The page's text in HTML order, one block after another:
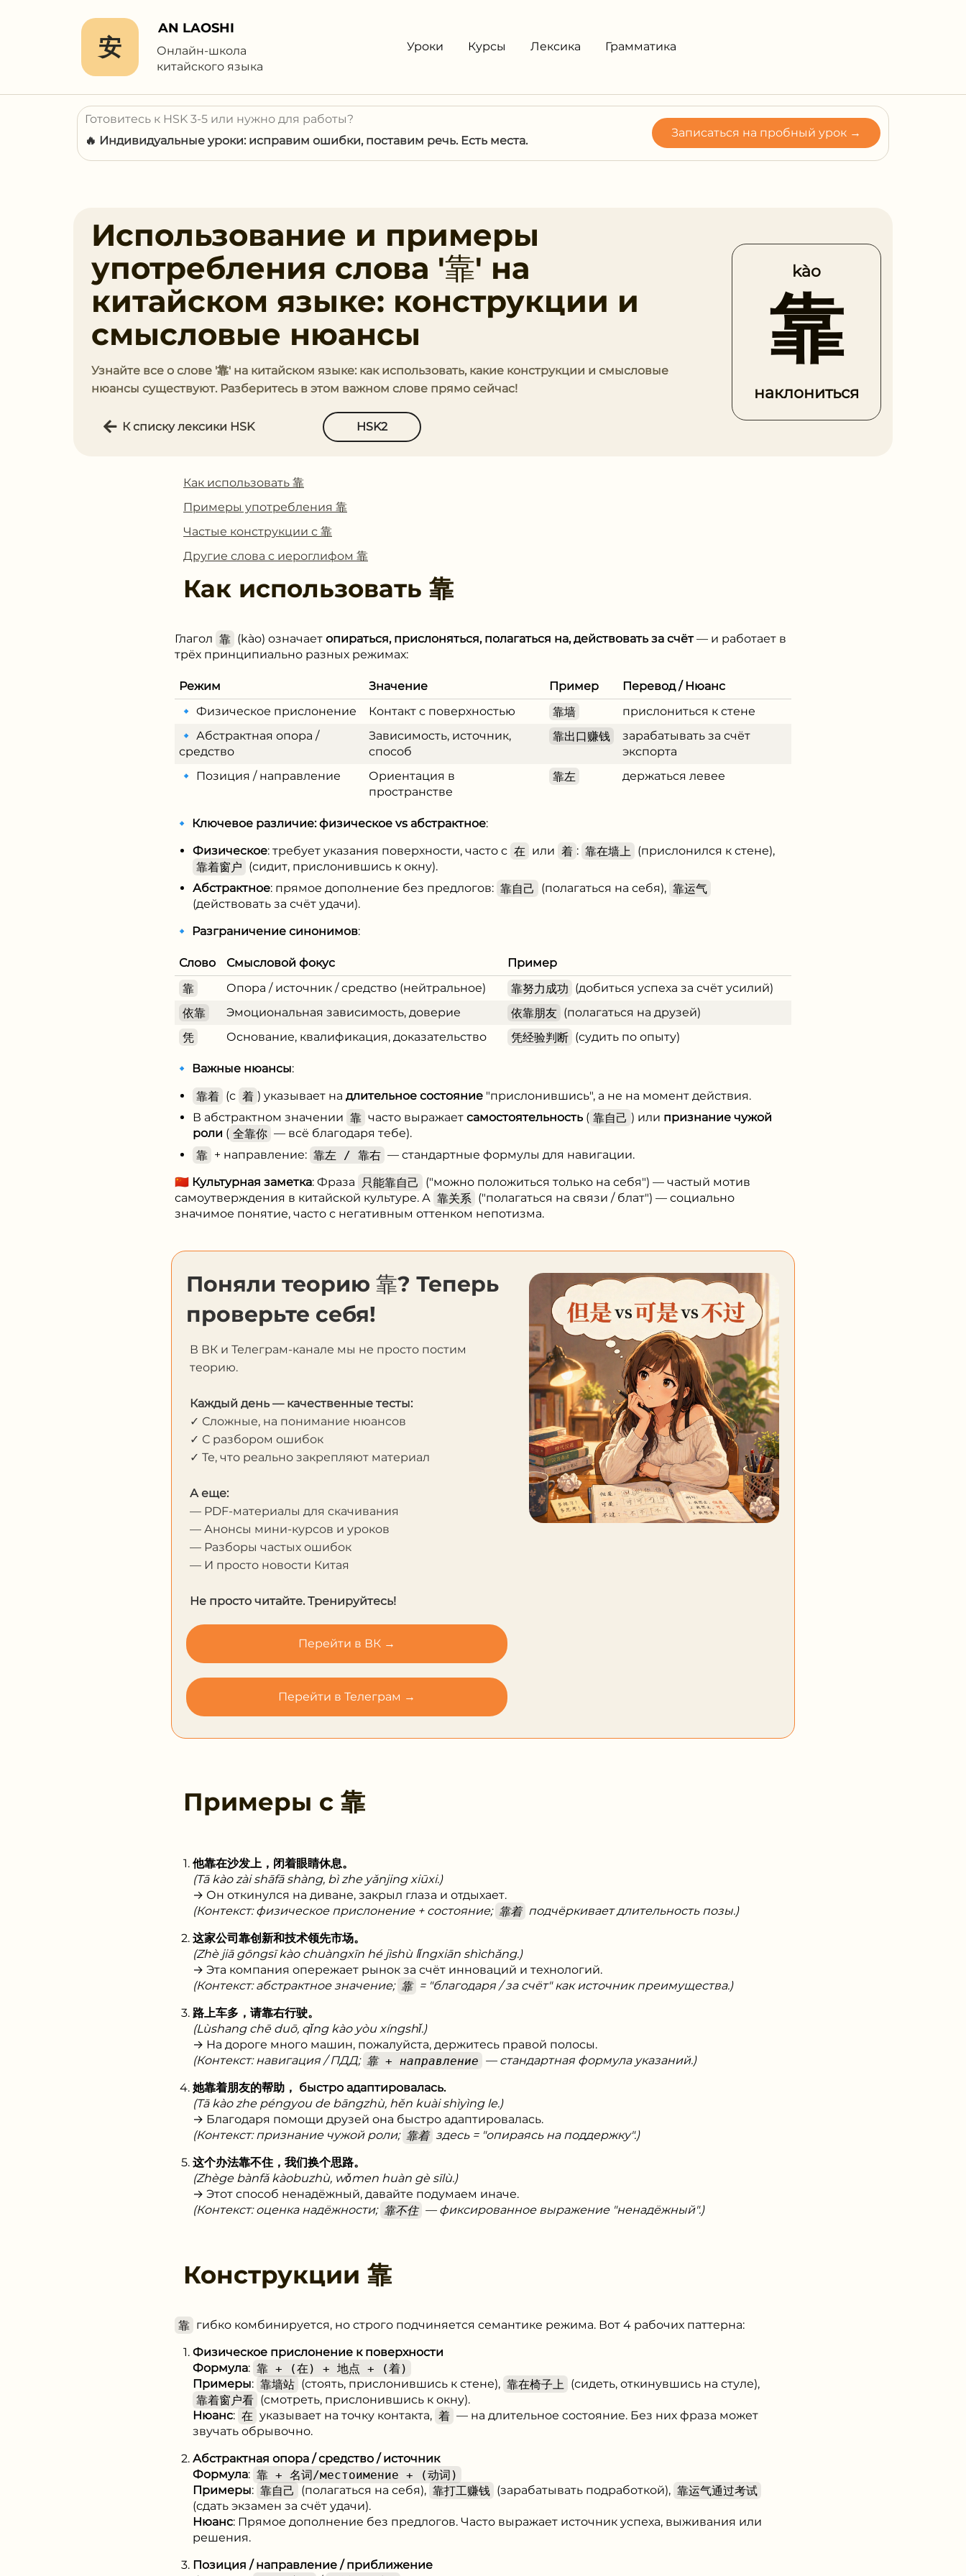
安
AN LAOSHI
Онлайн-школа
китайского языка
Уроки Курсы Лексика Грамматика
Готовитесь к HSK 3-5 или нужно для работы?
🔥 Индивидуальные уроки: исправим ошибки, поставим речь. Есть места.
Записаться на пробный урок →
Использование и примеры
употребления слова '靠' на
китайском языке: конструкции и
смысловые нюансы
Узнайте все о слове '靠' на китайском языке: как использовать, какие конструкции и смысловые
нюансы существуют. Разберитесь в этом важном слове прямо сейчас!
К списку лексики HSK HSK2
kào
靠
наклониться
Как использовать 靠
Примеры употребления 靠
Частые конструкции с 靠
Другие слова с иероглифом 靠
Как использовать 靠
Глагол 靠 (kào) означает опираться, прислоняться, полагаться на, действовать за счёт— и работает в
трёх принципиально разных режимах:
Режим Значение Пример
Перевод / Нюанс
🔹 Физическое прислонение
Контакт с поверхностью 靠墙
прислониться к стене
🔹 Абстрактная опора /
средство
Зависимость, источник,
способ
靠出口赚钱
зарабатывать за счёт
экспорта
🔹 Позиция / направление
Ориентация в
пространстве
靠左 держаться левее
🔹 Ключевое различие: физическое vs абстрактное:
Физическое: требует указания поверхности, часто с 在 или 着 : 靠在墙上
(прислонился к стене),
靠着窗户 (сидит, прислонившись к окну).
Абстрактное: прямое дополнение без предлогов: 靠自己 (полагаться на себя), 靠运气
(действовать за счёт удачи).
🔹 Разграничение синонимов:
Слово Смысловой фокус
Пример
靠
Опора / источник / средство (нейтральное) 靠努力成功 (добиться успеха за счёт усилий)
依靠
Эмоциональная зависимость, доверие 依靠朋友 (полагаться на друзей)
凭
Основание, квалификация, доказательство 凭经验判断 (судить по опыту)
🔹 Важные нюансы:
靠着 (с 着 ) указывает на длительное состояние "прислонившись", а не на момент действия.
В абстрактном значении 靠 часто выражает самостоятельность ( 靠自己 ) или признание чужой
роли ( 全靠你 — всё благодаря тебе).
靠 + направление: 靠左 / 靠右 — стандартные формулы для навигации.
🇨🇳 Культурная заметка: Фраза 只能靠自己
("можно положиться только на себя") — частый мотив
самоутверждения в китайской культуре. А 靠关系 ("полагаться на связи / блат") — социально
значимое понятие, часто с негативным оттенком непотизма.
Поняли теорию 靠? Теперь
проверьте себя!
В ВК и Телеграм-канале мы не просто постим
теорию.
Каждый день — качественные тесты:
✓ Сложные, на понимание нюансов
✓ С разбором ошибок
✓ Те, что реально закрепляют материал
А еще:
— PDF-материалы для скачивания
— Анонсы мини-курсов и уроков
— Разборы частых ошибок
— И просто новости Китая
Не просто читайте. Тренируйтесь!
Перейти в ВК →
Перейти в Телеграм →
Примеры с 靠
他靠在沙发上，闭着眼睛休息。
(Tā kào zài shāfā shàng, bì zhe yǎnjing xiūxi.)
→ Он откинулся на диване, закрыл глаза и отдыхает.
(Контекст: физическое прислонение + состояние; 靠着 подчёркивает длительность позы.)
这家公司靠创新和技术领先市场。
(Zhè jiā gōngsī kào chuàngxīn hé jìshù lǐngxiān shìchǎng.)
→ Эта компания опережает рынок за счёт инноваций и технологий.
(Контекст: абстрактное значение; 靠 = "благодаря / за счёт" как источник преимущества.)
路上车多，请靠右行驶。
(Lùshang chē duō, qǐng kào yòu xíngshǐ.)
→ На дороге много машин, пожалуйста, держитесь правой полосы.
(Контекст: навигация / ПДД; 靠 + направление — стандартная формула указаний.)
她靠着朋友的帮助， быстро адаптировалась.
(Tā kào zhe péngyou de bāngzhù, hěn kuài shìyìng le.)
→ Благодаря помощи друзей она быстро адаптировалась.
(Контекст: признание чужой роли; 靠着 здесь = "опираясь на поддержку".)
这个办法靠不住，我们换个思路。
(Zhège bànfǎ kàobuzhù, wǒmen huàn gè sīlù.)
→ Этот способ ненадёжный, давайте подумаем иначе.
(Контекст: оценка надёжности; 靠不住 — фиксированное выражение "ненадёжный".)
Конструкции 靠
靠 гибко комбинируется, но строго подчиняется семантике режима. Вот 4 рабочих паттерна:
Физическое прислонение к поверхности
Формула: 靠 + (在) + 地点 + (着)
Примеры: 靠墙站 (стоять, прислонившись к стене), 靠在椅子上
(сидеть, откинувшись на стуле),
靠着窗户看 (смотреть, прислонившись к окну).
Нюанс: 在 указывает на точку контакта, 着 — на длительное состояние. Без них фраза может
звучать обрывочно.
Абстрактная опора / средство / источник
Формула: 靠 + 名词/местоимение + (动词)
Примеры: 靠自己 (полагаться на себя), 靠打工赚钱 (зарабатывать подработкой), 靠运气通过考试
(сдать экзамен за счёт удачи).
Нюанс: Прямое дополнение без предлогов. Часто выражает источник успеха, выживания или
решения.
Позиция / направление / приближение